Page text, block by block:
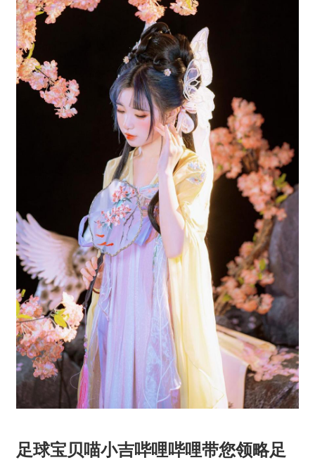
足球宝贝喵小吉哔哩哔哩带您领略足